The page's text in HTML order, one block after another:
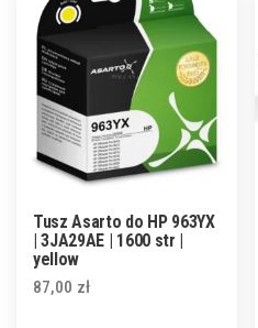
Tusz Asarto do HP 963YX
| 3JA29AE | 1600 str |
yellow
87,00 zł